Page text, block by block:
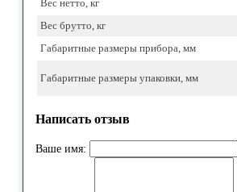
Вес нетто, кг
Вес брутто, кг
Габаритные размеры прибора, мм
Габаритные размеры упаковки, мм
Написать отзыв
Ваше имя: